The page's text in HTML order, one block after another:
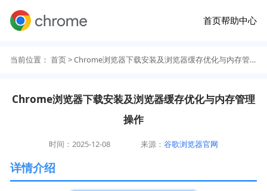
首页帮助中心
当前位置： 首页> Chrome浏览器下载安装及浏览器缓存优化与内存管理操作
Chrome浏览器下载安装及浏览器缓存优化与内存管理
操作
时间：2025-12-08 来源：谷歌浏览器官网
详情介绍